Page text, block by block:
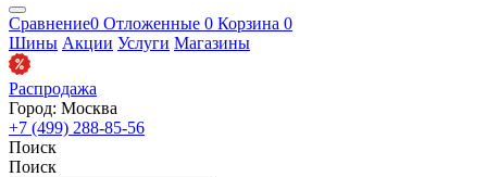
Сравнение0 Отложенные 0 Корзина 0
Шины Акции Услуги Магазины
Распродажа
Город: Москва
+7 (499) 288-85-56
Поиск
Поиск